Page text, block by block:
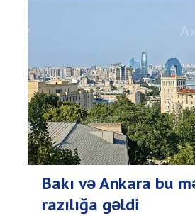
Bakı və Ankara bu
razılığa gəldi